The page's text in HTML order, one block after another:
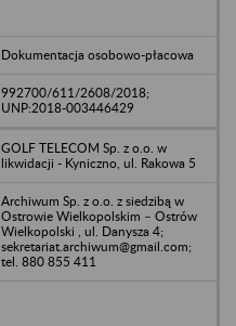
Dokumentacja osobowo-płacowa
992700/611/2608/2018;
UNP:2018-003446429
GOLF TELECOM Sp. z o.o. w
likwidacji - Kyniczno, ul. Rakowa 5
Archiwum Sp. z o.o. z siedzibą w
Ostrowie Wielkopolskim – Ostrów
Wielkopolski , ul. Danysza 4;
sekretariat.archiwum@gmail.com;
tel. 880 855 411